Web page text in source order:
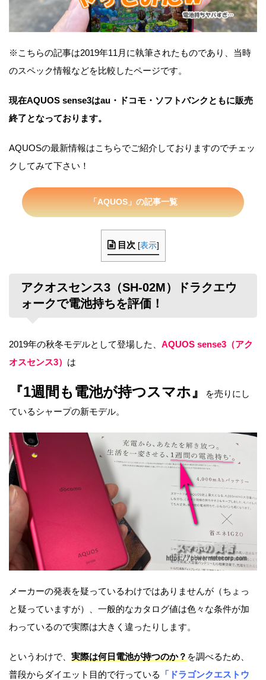
※こちらの記事は2019年11月に執筆されたものであり、当時
のスペック情報などを比較したページです。
現在AQUOS sense3はau・ドコモ・ソフトバンクともに販売
終了となっております。
AQUOSの最新情報はこちらでご紹介しておりますのでチェッ
クしてみて下さい！
「AQUOS」の記事一覧
目次 [表示]
アクオスセンス3（SH-02M）ドラクエウ
ォークで電池持ちを評価！
2019年の秋冬モデルとして登場した、 AQUOS sense3（アク
オスセンス3） は
『1週間も電池が持つスマホ』
を売りにし
ているシャープの新モデル。
メーカーの発表を疑っているわけではありませんが（ちょっ
と疑っていますが）、一般的なカタログ値は色々な条件が加
わっているので実際は大きく違ったりします。
というわけで、 実際は何日電池が持つのか？ を調べるため、
普段からダイエット目的で行っている
「ドラゴンクエストウ